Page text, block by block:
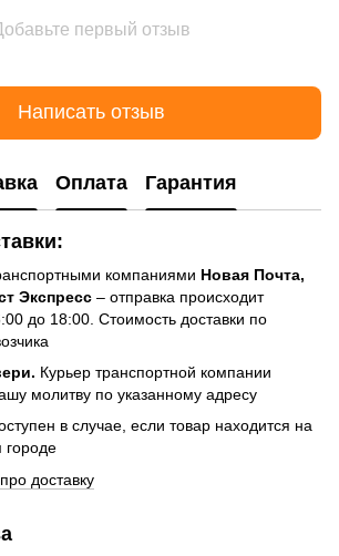
первый отзыв
Написать отзыв
Оплата Гарантия
компаниями Новая Почта,
Экспресс – отправка происходит
до 18:00. Стоимость доставки по
Курьер транспортной компании
молитву по указанному адресу
в случае, если товар находится на
городе
доставку